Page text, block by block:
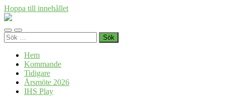
Hoppa till innehållet
Föreningen
i
Skåne
Slå
på/av
Slå
på/av
Sök
efter:
Hem
Kommande
Tidigare
Årsmöte 2026
IHS Play